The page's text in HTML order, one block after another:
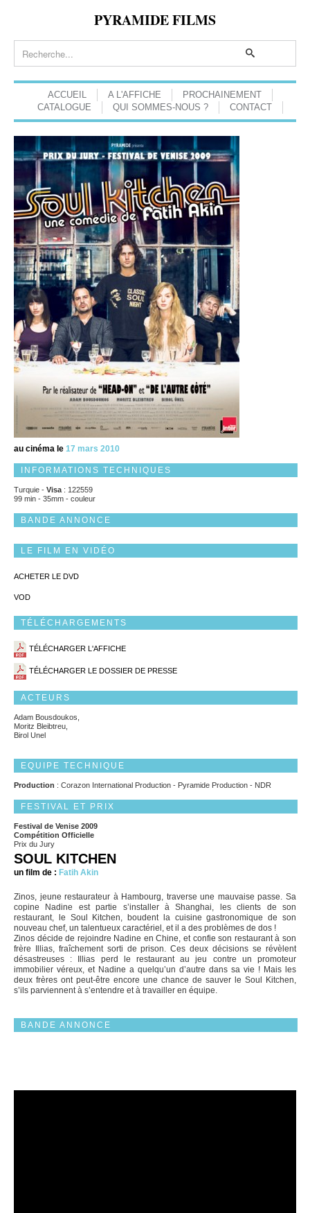
PYRAMIDE FILMS
ACCUEIL A L'AFFICHE
PROCHAINEMENT
CATALOGUE
QUI SOMMES-NOUS ? CONTACT
au cinéma le 17 mars 2010
INFORMATIONS TECHNIQUES
Turquie - Visa : 122559
99 min - 35mm - couleur
BANDE ANNONCE
LE FILM EN VIDÉO
ACHETER LE DVD
VOD
TÉLÉCHARGEMENTS
TÉLÉCHARGER L'AFFICHE
TÉLÉCHARGER LE DOSSIER DE PRESSE
ACTEURS
Adam Bousdoukos,
Moritz Bleibtreu,
Birol Unel
EQUIPE TECHNIQUE
Production : Corazon International Production - Pyramide Production - NDR
FESTIVAL ET PRIX
Festival de Venise 2009
Compétition Officielle
Prix du Jury
SOUL KITCHEN
un film de : Fatih Akin
Zinos, jeune restaurateur à Hambourg, traverse une mauvaise passe. Sa
copine Nadine est partie s’installer à Shanghai, les clients de son
restaurant, le Soul Kitchen, boudent la cuisine gastronomique de son
nouveau chef, un talentueux caractériel, et il a des problèmes de dos !
Zinos décide de rejoindre Nadine en Chine, et confie son restaurant à son
frère Illias, fraîchement sorti de prison. Ces deux décisions se révèlent
désastreuses : Illias perd le restaurant au jeu contre un promoteur
immobilier véreux, et Nadine a quelqu’un d’autre dans sa vie ! Mais les
deux frères ont peut-être encore une chance de sauver le Soul Kitchen,
s’ils parviennent à s’entendre et à travailler en équipe.
BANDE ANNONCE